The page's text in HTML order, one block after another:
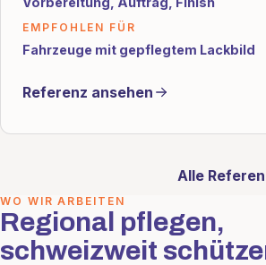
EMPFOHLEN FÜR
Fahrzeuge mit gepflegtem Lackbild
Referenz ansehen
Alle
WO WIR ARBEITEN
Regional pflegen,
schweizweit